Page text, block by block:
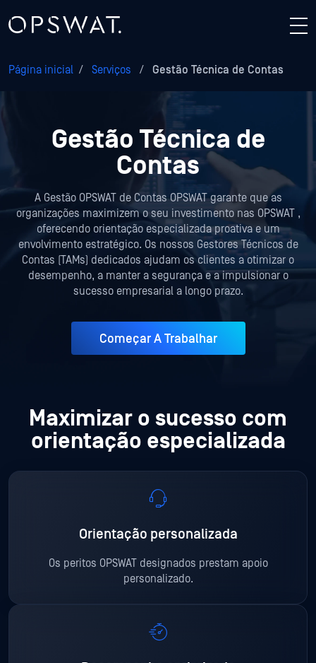
Página inicial / Serviços / Gestão Técnica de Contas
Gestão Técnica de
Contas
A Gestão OPSWAT de Contas OPSWAT garante que as
organizações maximizem o seu investimento nas OPSWAT ,
oferecendo orientação especializada proativa e um
envolvimento estratégico. Os nossos Gestores Técnicos de
Contas (TAMs) dedicados ajudam os clientes a otimizar o
desempenho, a manter a segurança e a impulsionar o
sucesso empresarial a longo prazo.
Começar A Trabalhar
Maximizar o sucesso com
orientação especializada
Orientação personalizada
Os peritos OPSWAT designados prestam apoio
personalizado.